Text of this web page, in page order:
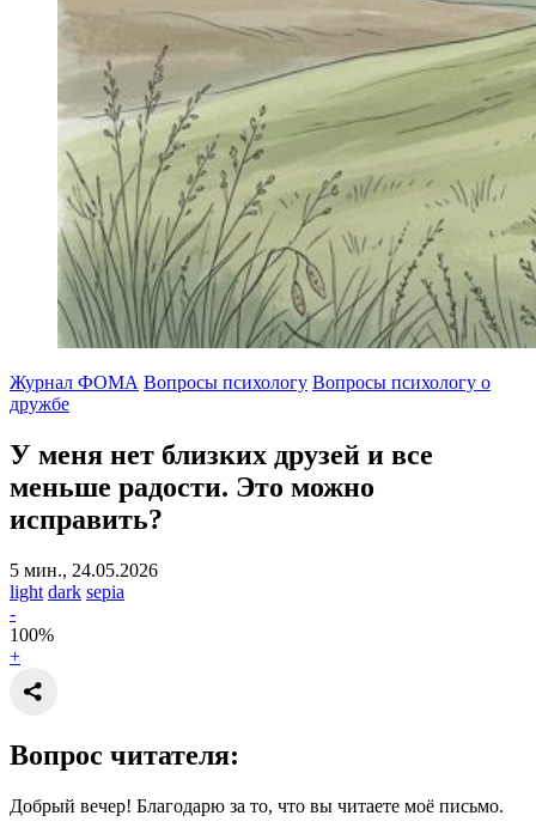
Журнал ФОМА Вопросы психологу Вопросы психологу о
дружбе
У меня нет близких друзей и все
меньше радости. Это можно
исправить?
5 мин., 24.05.2026
light dark sepia
-
100%
+
Вопрос читателя:
Добрый вечер! Благодарю за то, что вы читаете моё письмо.